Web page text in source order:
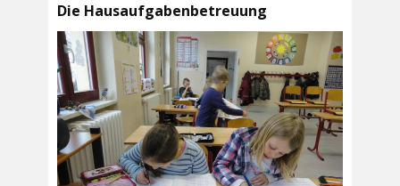
Die Hausaufgabenbetreuung